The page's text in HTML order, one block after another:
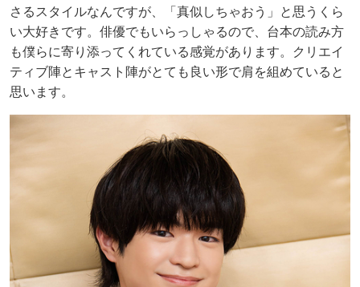
さるスタイルなんですが、「真似しちゃおう」と思うくら
い大好きです。俳優でもいらっしゃるので、台本の読み方
も僕らに寄り添ってくれている感覚があります。クリエイ
ティブ陣とキャスト陣がとても良い形で肩を組めていると
思います。